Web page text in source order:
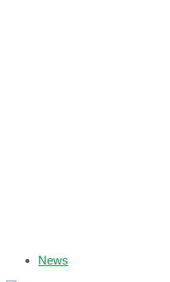
News